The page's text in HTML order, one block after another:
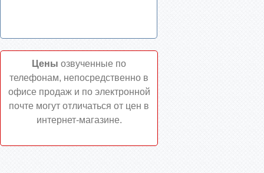
Цены озвученные по
телефонам, непосредственно в
офисе продаж и по электронной
почте могут отличаться от цен в
интернет-магазине.